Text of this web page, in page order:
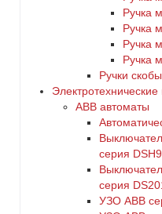
Ручка
Ручка
Ручка
Ручка
Ручки скобы
Электротехнические
ABB автоматы
серия
серия
УЗО ABB